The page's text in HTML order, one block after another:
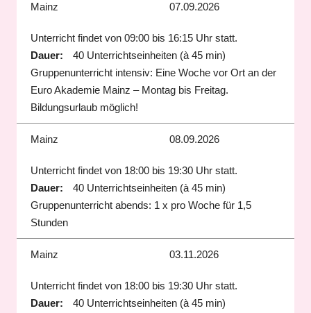
Mainz 07.09.2026
Unterricht findet von 09:00 bis 16:15 Uhr statt.
Dauer:
40 Unterrichtseinheiten (à 45 min)
Gruppenunterricht intensiv: Eine Woche vor Ort an der
Euro Akademie Mainz – Montag bis Freitag.
Bildungsurlaub möglich!
Mainz 08.09.2026
Unterricht findet von 18:00 bis 19:30 Uhr statt.
Dauer:
40 Unterrichtseinheiten (à 45 min)
Gruppenunterricht abends: 1 x pro Woche für 1,5
Stunden
Mainz 03.11.2026
Unterricht findet von 18:00 bis 19:30 Uhr statt.
Dauer:
40 Unterrichtseinheiten (à 45 min)